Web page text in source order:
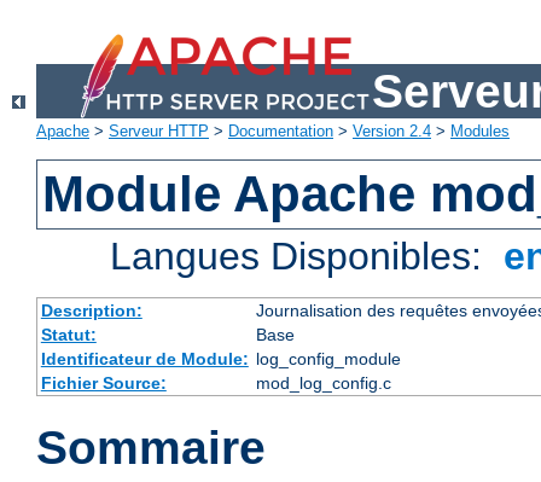
Apache > Serveur HTTP > Documentation > Version 2.4 > Modules
Module Apache
Langues Disponibles:
Description:
Journalisation des requêtes
Statut:
Base
Identificateur de Module: log_config_module
Fichier Source:
mod_log_config.c
Sommaire